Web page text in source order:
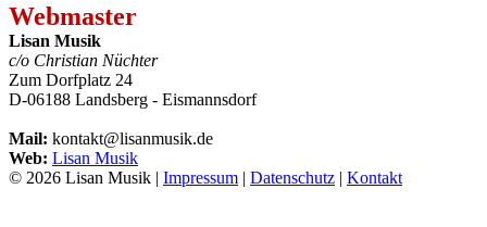
Webmaster
Lisan Musik
c/o Christian Nüchter
Zum Dorfplatz 24
D-06188 Landsberg - Eismannsdorf
Mail: kontakt@lisanmusik.de
Web: Lisan Musik
© 2026 Lisan Musik | Impressum | Datenschutz | Kontakt